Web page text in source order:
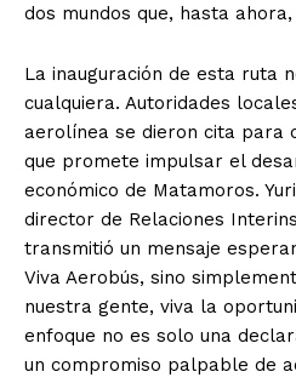
dos mundos que, hasta
La inauguración de esta ruta
cualquiera. Autoridades
aerolínea se dieron cita para
que promete impulsar el
económico de Matamoros.
director de Relaciones
transmitió un mensaje
Viva Aerobús, sino
nuestra gente, viva la
enfoque no es solo una
un compromiso palpable de